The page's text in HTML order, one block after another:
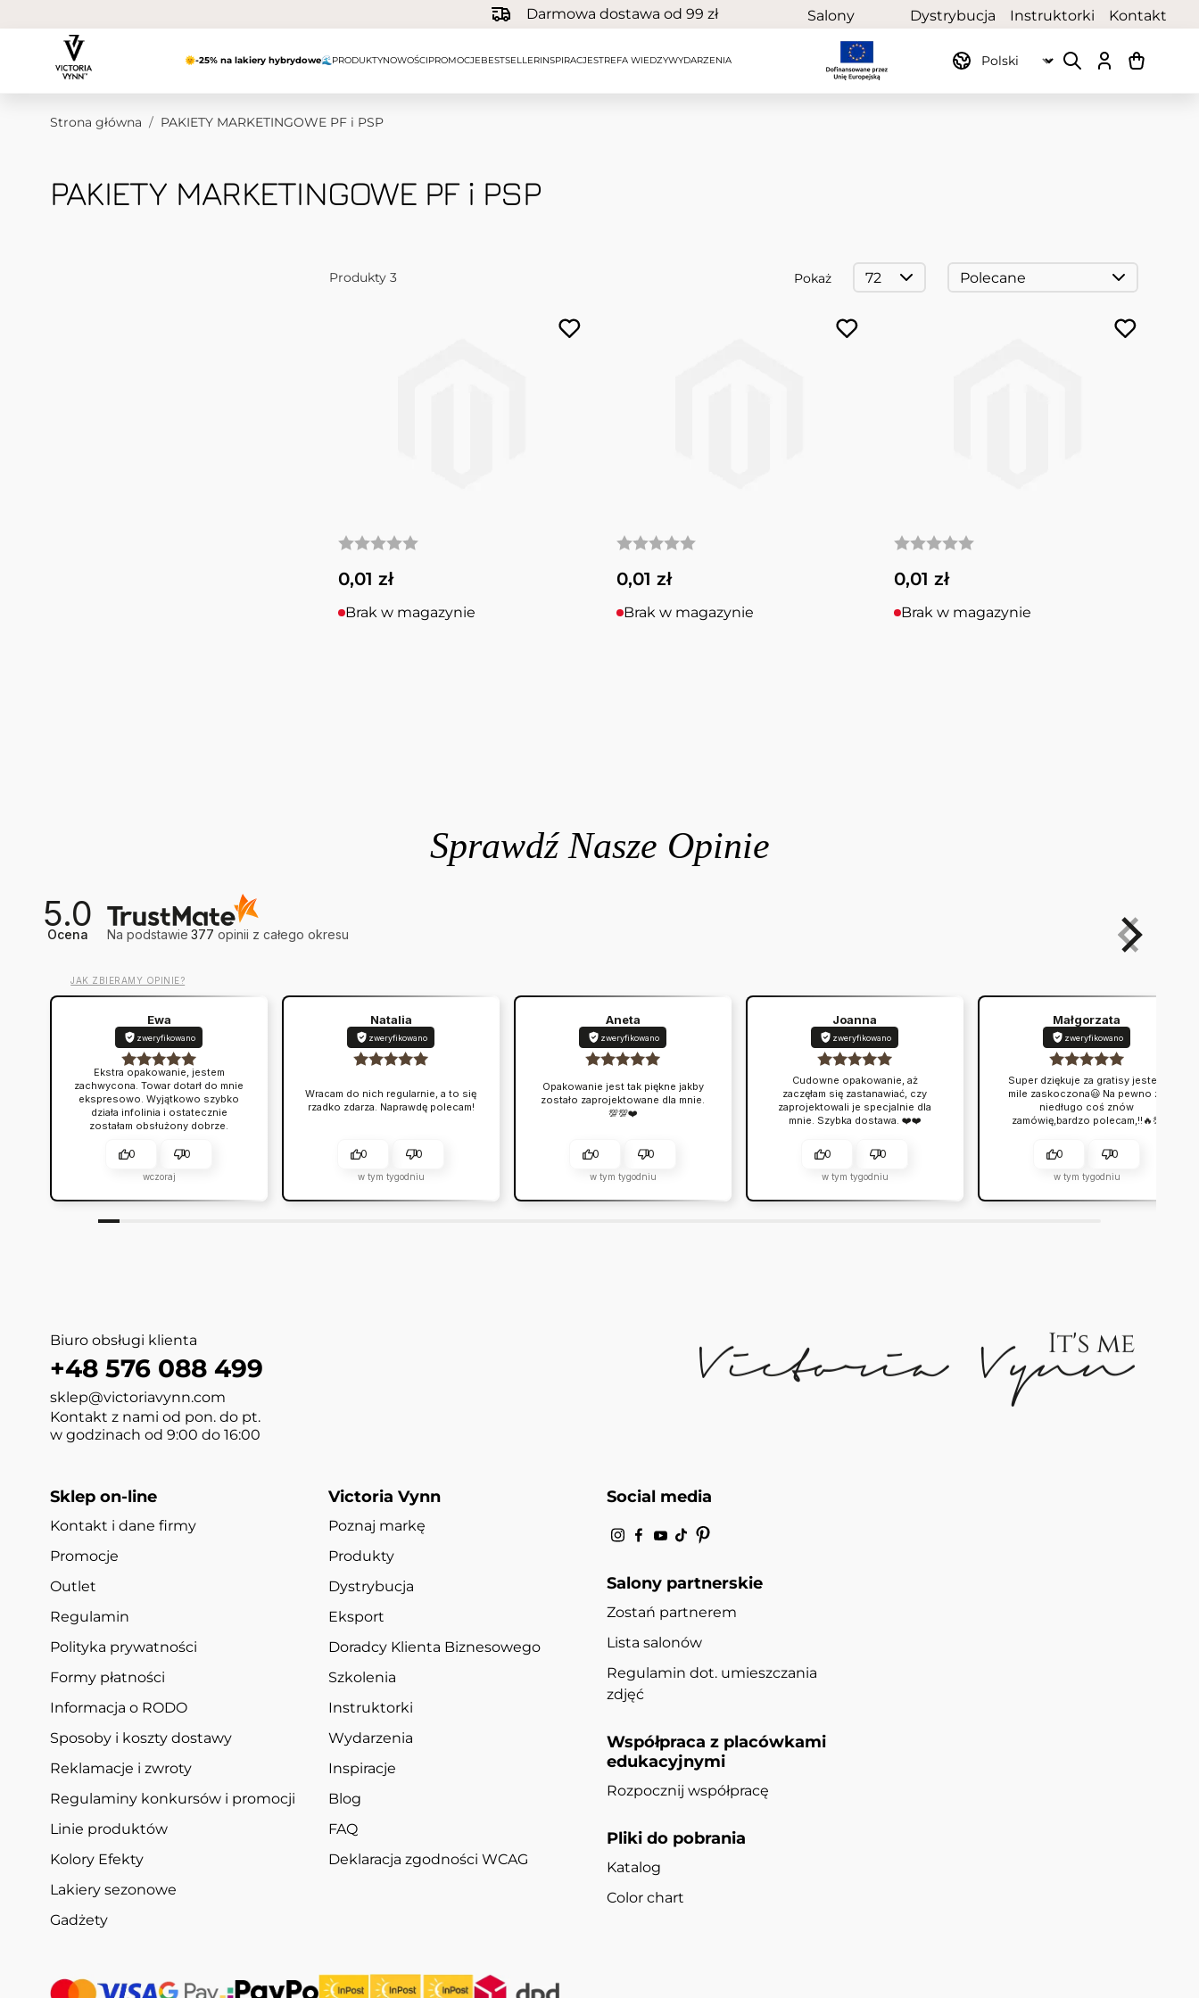
Darmowa dostawa od 99 zł
Salony
partnerskie
Dystrybucja Instruktorki Kontakt
🌞-25% na lakiery hybrydowe🌊 PRODUKTYNOWOŚCIPROMOCJEBESTSELLERINSPIRACJESTREFA WIEDZYWYDARZENIA
Strona główna / PAKIETY MARKETINGOWE PF i PSP
PAKIETY MARKETINGOWE PF i PSP
Produkty 3 Pokaż
0,01 zł
Brak w magazynie
0,01 zł
Brak w magazynie
0,01 zł
Brak w magazynie
5.0
Ocena Na podstawie 377 opinii z całego okresu
JAK ZBIERAMY OPINIE?
Ewa
zweryfikowano
Ekstra opakowanie, jestem
zachwycona. Towar dotarł do mnie
ekspresowo. Wyjątkowo szybko
działa infolinia i ostatecznie
zostałam obsłużony dobrze.
opisem i przychodzą na czas.
0 0
wczoraj
Natalia
zweryfikowano
Wracam do nich regularnie, a to się
rzadko zdarza. Naprawdę polecam!
0 0
w tym tygodniu
Aneta
zweryfikowano
Opakowanie jest tak piękne jakby
zostało zaprojektowane dla mnie.
💯💯❤️
0 0
w tym tygodniu
Joanna
zweryfikowano
Cudowne opakowanie, aż
zaczęłam się zastanawiać, czy
zaprojektowali je specjalnie dla
mnie. Szybka dostawa. ❤️❤️
0 0
w tym tygodniu
Małgorzata
zweryfikowano
Super dziękuje za gratisy jestem
mile zaskoczona😃 Na pewno za
niedługo coś znów
zamówię,bardzo polecam,!!🔥💯
0 0
w tym tygodniu
Biuro obsługi klienta
+48 576 088 499
sklep@victoriavynn.com
Kontakt z nami od pon. do pt.
w godzinach od 9:00 do 16:00
Sklep on-line
Kontakt i dane firmy
Promocje
Outlet
Regulamin
Polityka prywatności
Formy płatności
Informacja o RODO
Sposoby i koszty dostawy
Reklamacje i zwroty
Regulaminy konkursów i promocji
Linie produktów
Kolory Efekty
Lakiery sezonowe
Gadżety
Victoria Vynn
Poznaj markę
Produkty
Dystrybucja
Eksport
Doradcy Klienta Biznesowego
Szkolenia
Instruktorki
Wydarzenia
Inspiracje
Blog
FAQ
Deklaracja zgodności WCAG
Social media
Salony partnerskie
Zostań partnerem
Lista salonów
Regulamin dot. umieszczania
zdjęć
Współpraca z placówkami
edukacyjnymi
Rozpocznij współpracę
Pliki do pobrania
Katalog
Color chart